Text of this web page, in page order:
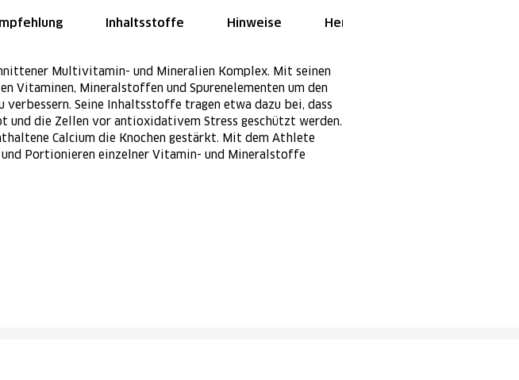
Inhaltsstoffe Hinweise Hersteller
Multivitamin- und Mineralien Komplex. Mit seinen
Vitaminen, Mineralstoffen und Spurenelementen um den
Seine Inhaltsstoffe tragen etwa dazu bei, dass
die Zellen vor antioxidativem Stress geschützt werden.
Calcium die Knochen gestärkt. Mit dem Athlete
und Portionieren einzelner Vitamin- und Mineralstoffe